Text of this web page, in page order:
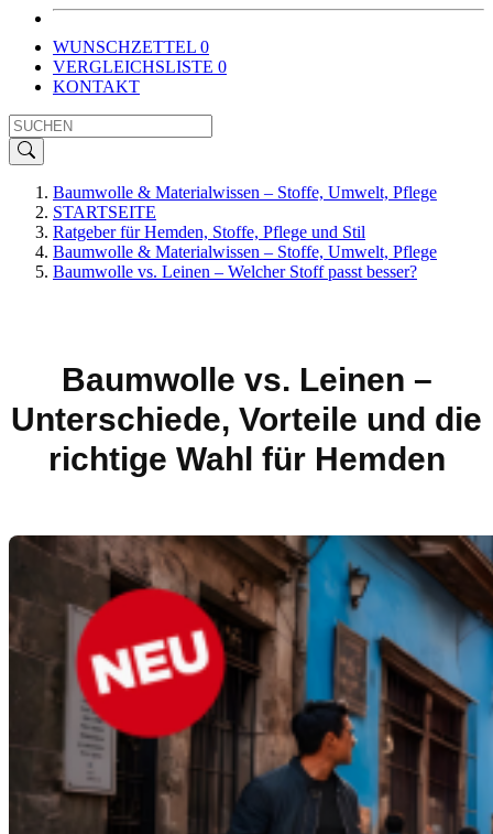
WUNSCHZETTEL 0
VERGLEICHSLISTE 0
KONTAKT
Baumwolle & Materialwissen – Stoffe, Umwelt, Pflege
STARTSEITE
Ratgeber für Hemden, Stoffe, Pflege und Stil
Baumwolle & Materialwissen – Stoffe, Umwelt, Pflege
Baumwolle vs. Leinen – Welcher Stoff passt besser?
Baumwolle vs. Leinen –
Unterschiede, Vorteile und die
richtige Wahl für Hemden